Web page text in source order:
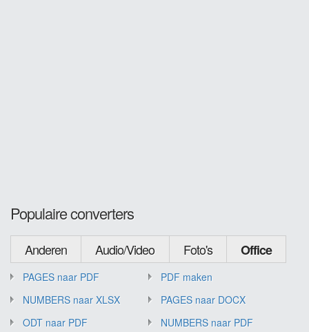
Populaire converters
Anderen Audio/Video Foto's Office
PAGES naar PDF
PDF maken
NUMBERS naar XLSX
PAGES naar DOCX
ODT naar PDF
NUMBERS naar PDF